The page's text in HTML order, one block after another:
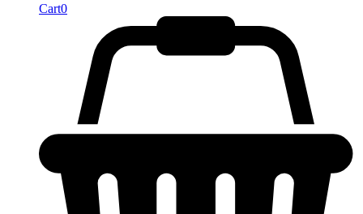
Cart0